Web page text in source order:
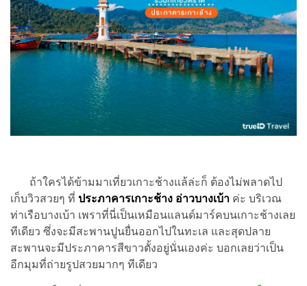
ถ้าใครได้ข้ามมาเที่ยวเกาะช้างแล้ล่ะก็ ต้องไม่พลาดไป
เก็บวิวสวยๆ ที่ ประภาคารเกาะช้าง อ่าวบางเบ้า ค่ะ บริเวณ
ท่าเรือบางเบ้า เพราที่นี่เป็นเหมือนแลนด์มาร์คบนเกาะช้างเลย
ทีเดียว ซึ่งจะมีสะพานปูนยื่นออกไปในทะเล และสุดปลาย
สะพานจะมีประภาคารสีขาวตั้งอยู่นั่นเองค่ะ บอกเลยว่าเป็น
อีกมุมที่ถ่ายรูปสวยมากๆ ทีเดียว